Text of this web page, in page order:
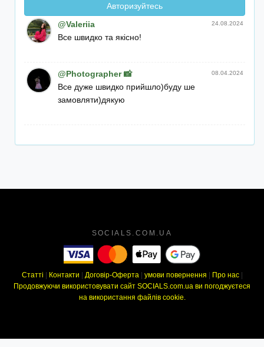
Авторизуйтесь
24.08.2024
@Valeriia
Все швидко та якісно!
08.04.2024
@Photographer 📸
Все дуже швидко прийшло)буду ше
замовляти)дякую
SOCIALS.COM.UA
Статті | Контакти | Договір-Оферта | умови повернення | Про нас|
Продовжуючи використовувати сайт SOCIALS.com.ua ви погоджуєтеся
на використання файлів cookie.